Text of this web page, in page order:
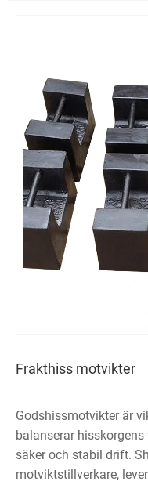
Frakthiss motvikter
Godshissmotvikter är
balanserar
säker och stabil drift.
motviktstillverkare,